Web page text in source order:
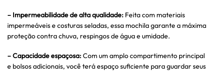
– Impermeabilidade de alta qualidade: Feita com materiais
impermeáveis e costuras seladas, essa mochila garante a máxima
proteção contra chuva, respingos de água e umidade.
– Capacidade espaçosa:Com um amplo compartimento principal
e bolsos adicionais, você terá espaço suficiente para guardar seus